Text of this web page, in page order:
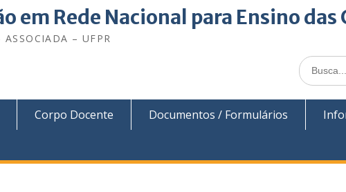
em Rede Nacional para Ensino
– UFPR
Search
for:
Corpo Docente Documentos / Formulários